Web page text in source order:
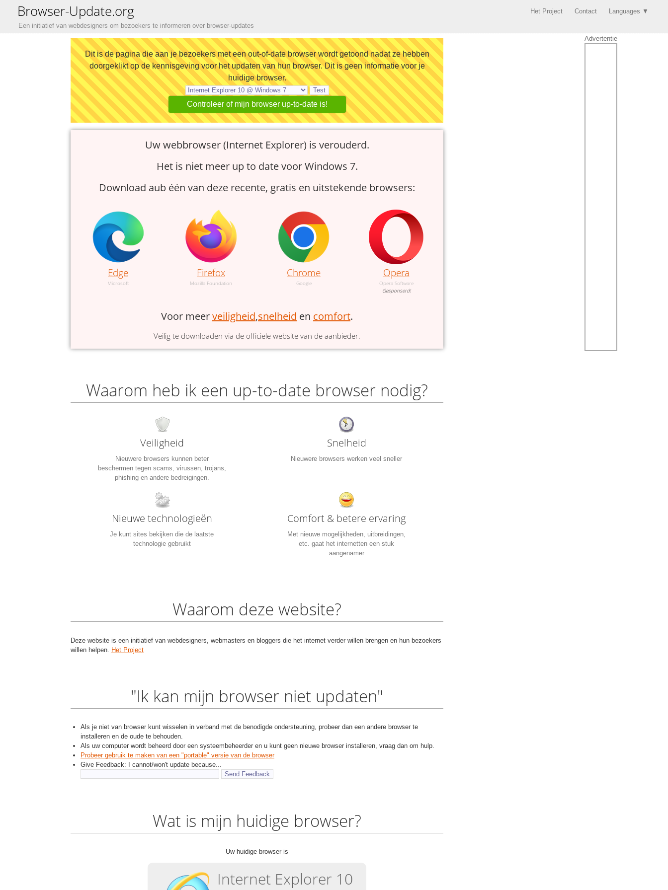
Browser-Update.org
Een initiatief van webdesigners om bezoekers te informeren over browser-updates
Het Project Contact Languages ▼
Dit is de pagina die aan je bezoekers met een out-of-date browser wordt getoond nadat ze hebben
doorgeklikt op de kennisgeving voor het updaten van hun browser. Dit is geen informatie voor je
huidige browser.
Controleer of mijn browser up-to-date is!
Uw webbrowser (Internet Explorer) is verouderd.
Het is niet meer up to date voor Windows 7.
Download aub één van deze recente, gratis en uitstekende browsers:
Edge
Microsoft
Firefox
Mozilla Foundation
Chrome
Google
Opera
Opera Software
Gesponserd!
Voor meerveiligheid,snelheid en comfort.
Veilig te downloaden via de officiële website van de aanbieder.
Advertentie
Waarom heb ik een up-to-date browser nodig?
Veiligheid
Nieuwere browsers kunnen beter
beschermen tegen scams, virussen, trojans,
phishing en andere bedreigingen.
Snelheid
Nieuwere browsers werken veel sneller
Nieuwe technologieën
Je kunt sites bekijken die de laatste
technologie gebruikt
Comfort & betere ervaring
Met nieuwe mogelijkheden, uitbreidingen,
etc. gaat het internetten een stuk
aangenamer
Waarom deze website?
Deze website is een initiatief van webdesigners, webmasters en bloggers die het internet verder willen brengen en hun bezoekers
willen helpen. Het Project
"Ik kan mijn browser niet updaten"
Als je niet van browser kunt wisselen in verband met de benodigde ondersteuning, probeer dan een andere browser te
installeren en de oude te behouden.
Als uw computer wordt beheerd door een systeembeheerder en u kunt geen nieuwe browser installeren, vraag dan om hulp.
Probeer gebruik te maken van een "portable" versie van de browser
Give Feedback: I cannot/won't update because...
Wat is mijn huidige browser?
Uw huidige browser is
Internet Explorer 10